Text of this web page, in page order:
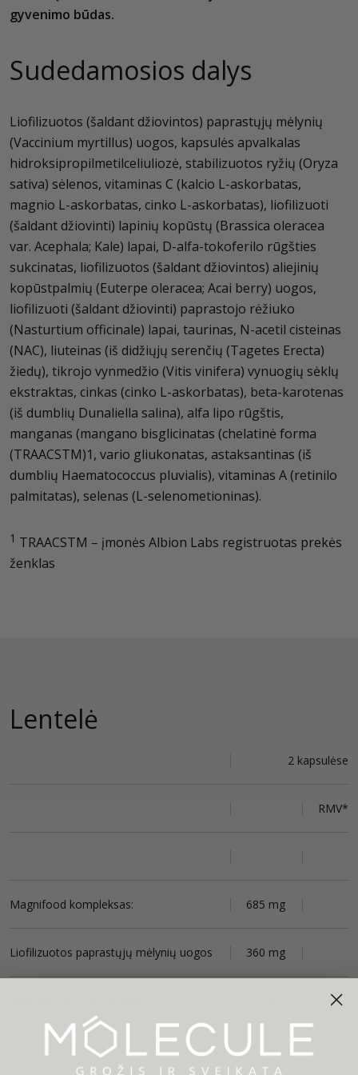
gyvenimo būdas.
Sudedamosios dalys
Liofilizuotos (šaldant džiovintos) paprastųjų mėlynių
(Vaccinium myrtillus) uogos, kapsulės apvalkalas
hidroksipropilmetilceliuliozė, stabilizuotos ryžių (Oryza
sativa) sėlenos, vitaminas C (kalcio L-askorbatas,
magnio L-askorbatas, cinko L-askorbatas), liofilizuoti
(šaldant džiovinti) lapinių kopūstų (Brassica oleracea
var. Acephala; Kale) lapai, D-alfa-tokoferilo rūgšties
sukcinatas, liofilizuotos (šaldant džiovintos) aliejinių
kopūstpalmių (Euterpe oleracea; Acai berry) uogos,
liofilizuoti (šaldant džiovinti) paprastojo rėžiuko
(Nasturtium officinale) lapai, taurinas, N-acetil cisteinas
(NAC), liuteinas (iš didžiųjų serenčių (Tagetes Erecta)
žiedų), tikrojo vynmedžio (Vitis vinifera) vynuogių sėklų
ekstraktas, cinkas (cinko L-askorbatas), beta-karotenas
(iš dumblių Dunaliella salina), alfa lipo rūgštis,
manganas (mangano bisglicinatas (chelatinė forma
(TRAACSTM)1, vario gliukonatas, astaksantinas (iš
dumblių Haematococcus pluvialis), vitaminas A (retinilo
palmitatas), selenas (L-selenometioninas).
1 TRAACSTM – įmonės Albion Labs registruotas prekės
ženklas
Lentelė
2 kapsulėse
RMV*
Magnifood kompleksas: 685 mg
Liofilizuotos paprastųjų mėlynių uogos 360 mg
Liofilizuoti lapinių kopūstų lapai 75 mg